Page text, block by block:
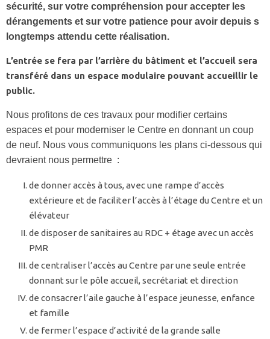
sécurité, sur votre compréhension pour accepter les
dérangements et sur votre patience pour avoir depuis s
longtemps attendu cette réalisation.
L’entrée se fera par l’arrière du bâtiment et l’accueil sera
transféré dans un espace modulaire pouvant accueillir le
public.
Nous profitons de ces travaux pour modifier certains
espaces et pour moderniser le Centre en donnant un coup
de neuf. Nous vous communiquons les plans ci-dessous qui
devraient nous permettre :
de donner accès à tous, avec une rampe d’accès
extérieure et de faciliter l’accès à l’étage du Centre et un
élévateur
de disposer de sanitaires au RDC + étage avec un accès
PMR
de centraliser l’accès au Centre par une seule entrée
donnant sur le pôle accueil, secrétariat et direction
de consacrer l’aile gauche à l’espace jeunesse, enfance
et famille
de fermer l’espace d’activité de la grande salle